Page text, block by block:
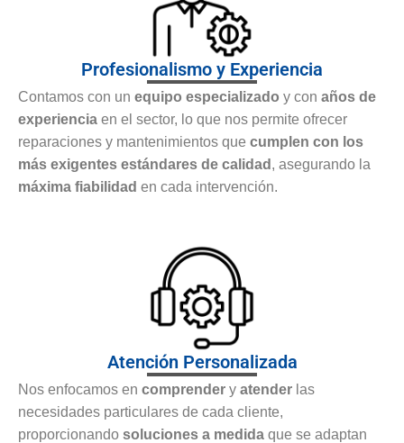
Profesionalismo y Experiencia
Contamos con un equipo especializado y con años de
experiencia en el sector, lo que nos permite ofrecer
reparaciones y mantenimientos que cumplen con los
más exigentes estándares de calidad , asegurando la
máxima fiabilidad en cada intervención.
Atención Personalizada
Nos enfocamos en comprender y atender las
necesidades particulares de cada cliente,
proporcionando soluciones a medida que se adaptan